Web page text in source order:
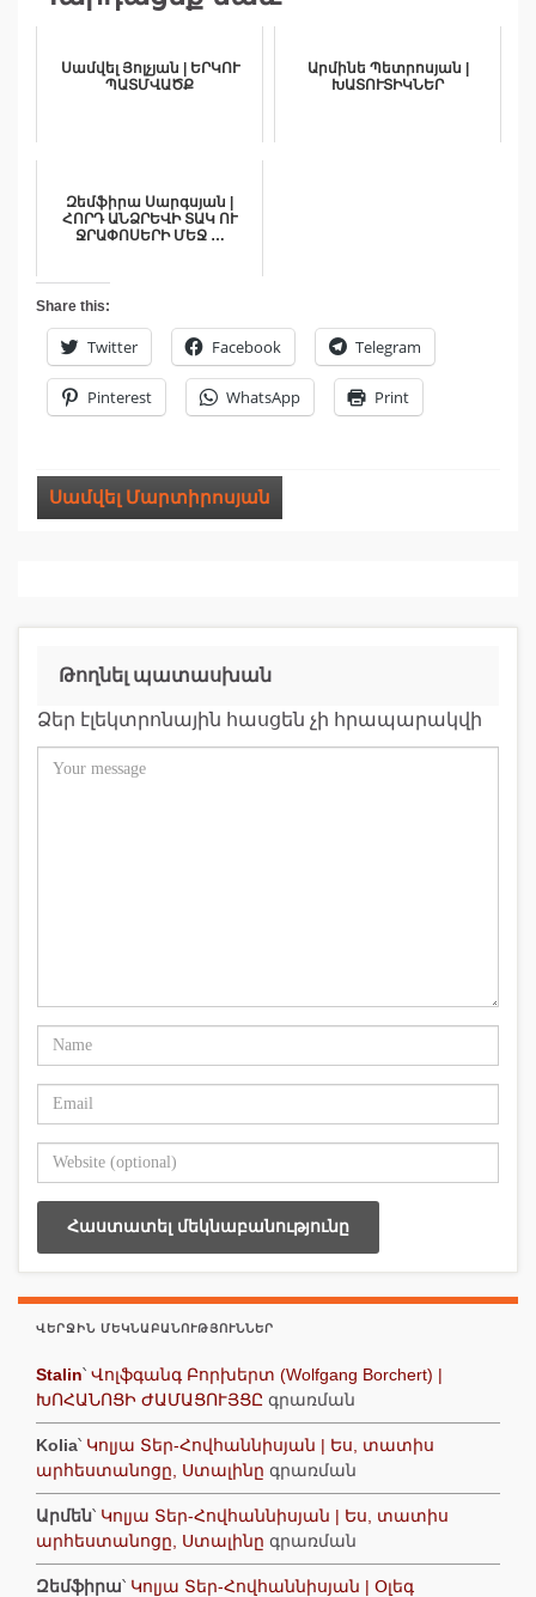
Սամվել Յոլչյան | ԵՐԿՈՒ
ՊԱՏՄՎԱԾՔ
Արմինե Պետրոսյան |
ԽԱՏՈՒՏԻԿՆԵՐ
Զեմֆիրա Սարգսյան |
ՀՈՐԴ ԱՆՁՐԵՎԻ ՏԱԿ ՈՒ
ՋՐԱՓՈՍԵՐԻ ՄԵՋ …
Share this:
Twitter Facebook Telegram
Pinterest WhatsApp Print
Սամվել Մարտիրոսյան
Թողնել պատասխան
Ձեր էլեկտրոնային հասցեն չի հրապարակվի
ՎԵՐՋԻՆ ՄԵԿՆԱԲԱՆՈՒԹՅՈՒՆՆԵՐ
Stalin՝ Վոլֆգանգ Բորխերտ (Wolfgang Borchert) |
ԽՈՀԱՆՈՑԻ ԺԱՄԱՑՈՒՅՑԸ գրառման
Kolia՝ Կոլյա Տեր-Հովհաննիսյան | Ես, տատիս
արհեստանոցը, Ստալինը գրառման
Արմեն՝ Կոլյա Տեր-Հովհաննիսյան | Ես, տատիս
արհեստանոցը, Ստալինը գրառման
Զեմֆիրա՝ Կոլյա Տեր-Հովհաննիսյան | Օլեգ